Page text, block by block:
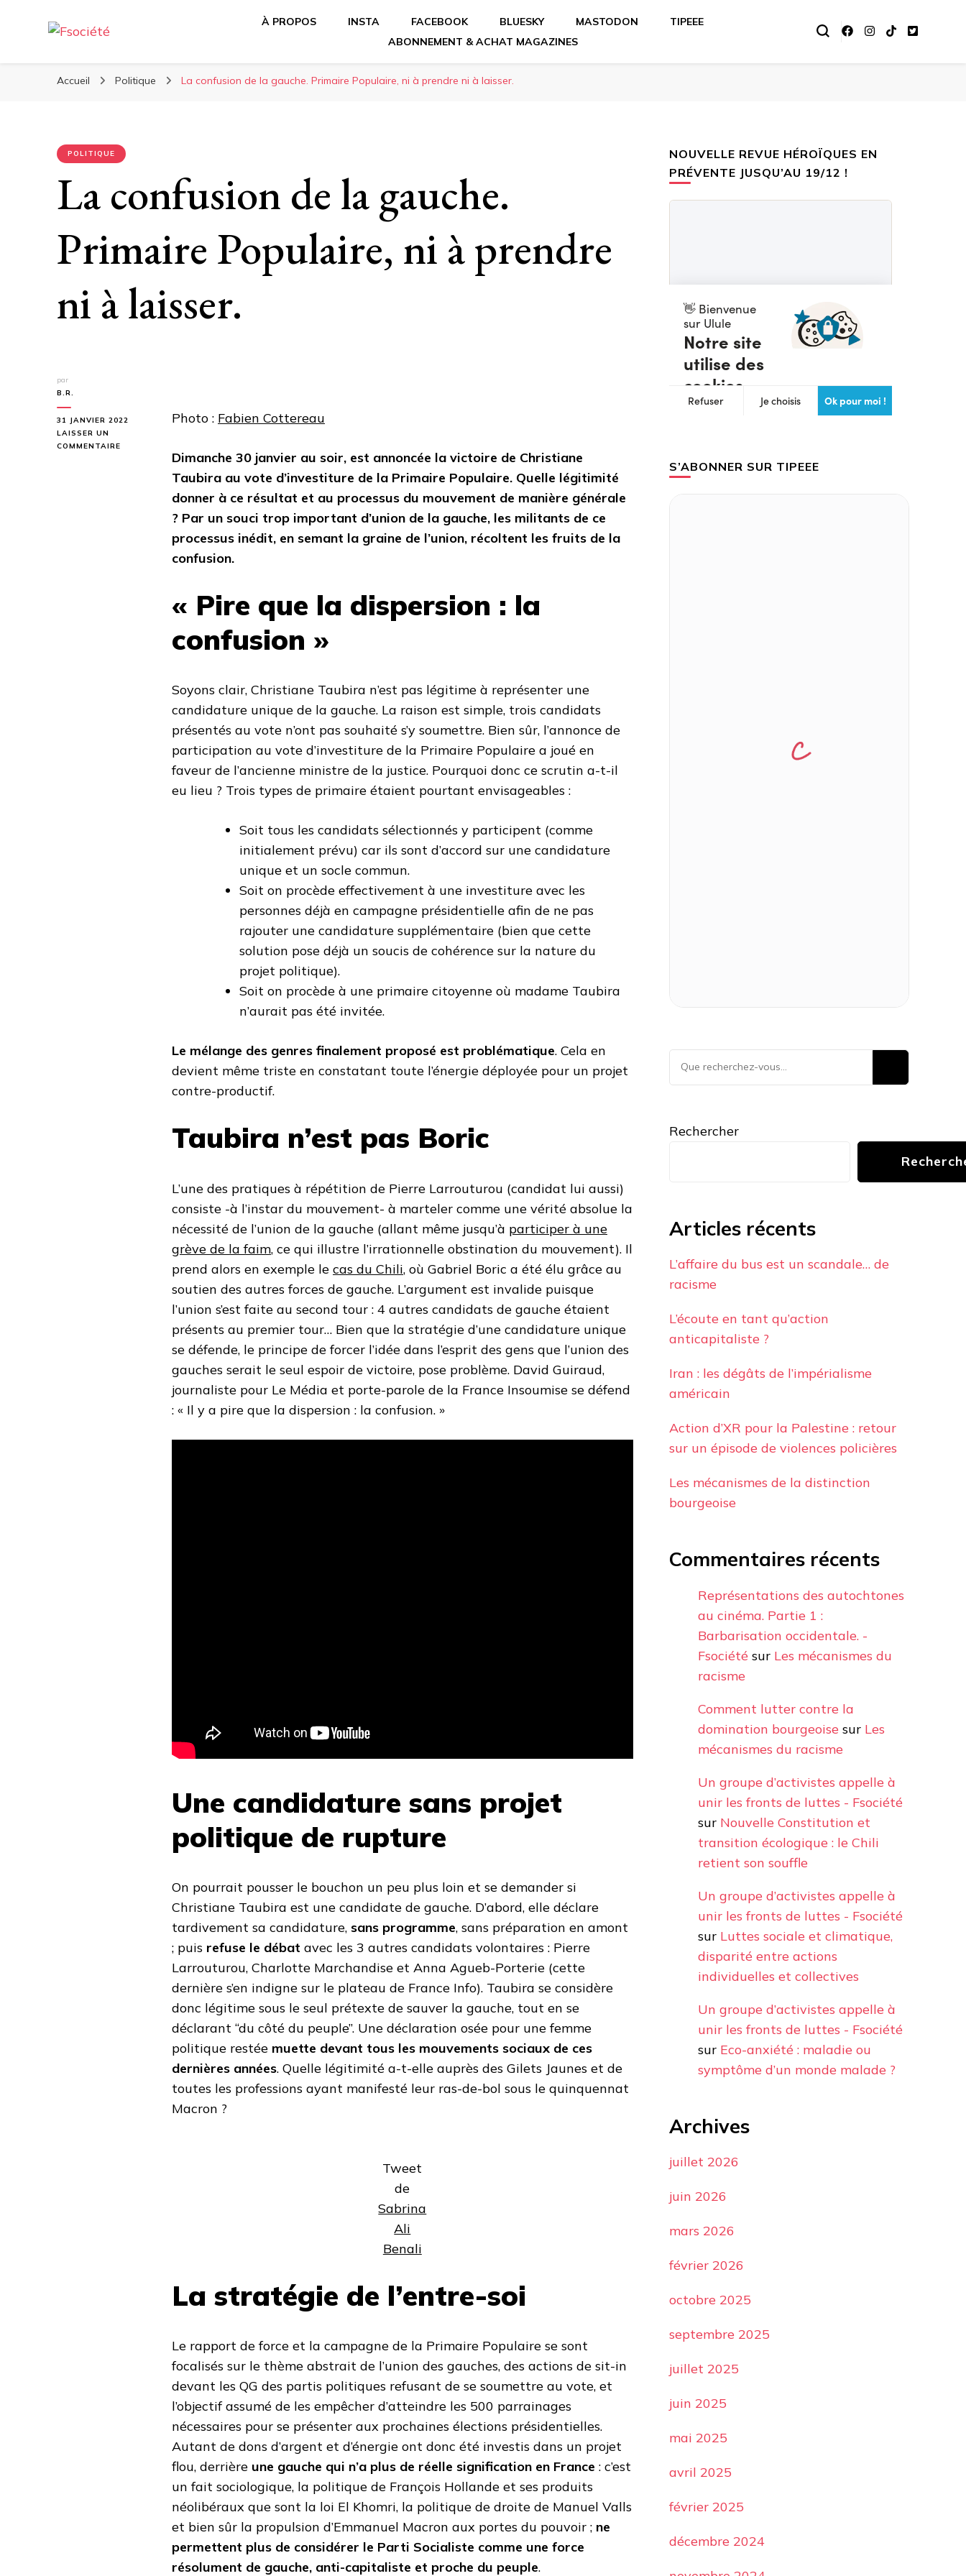
À PROPOS INSTA FACEBOOK BLUESKY MASTODON
TIPEEE
ABONNEMENT & ACHAT MAGAZINES
Accueil Politique La confusion de la gauche. Primaire Populaire, ni à prendre ni à laisser.
POLITIQUE
La confusion de la gauche.
Primaire Populaire, ni à prendre
ni à laisser.
par
B.R.
31 JANVIER 2022
LAISSER UN
COMMENTAIRE
Photo : Fabien Cottereau
Dimanche 30 janvier au soir, est annoncée la victoire de Christiane
Taubira au vote d’investiture de la Primaire Populaire. Quelle légitimité
donner à ce résultat et au processus du mouvement de manière générale
? Par un souci trop important d’union de la gauche, les militants de ce
processus inédit, en semant la graine de l’union, récoltent les fruits de la
confusion.
« Pire que la dispersion : la
confusion »
Soyons clair, Christiane Taubira n’est pas légitime à représenter une
candidature unique de la gauche. La raison est simple, trois candidats
présentés au vote n’ont pas souhaité s’y soumettre. Bien sûr, l’annonce de
participation au vote d’investiture de la Primaire Populaire a joué en
faveur de l’ancienne ministre de la justice. Pourquoi donc ce scrutin a-t-il
eu lieu ? Trois types de primaire étaient pourtant envisageables :
Soit tous les candidats sélectionnés y participent (comme
initialement prévu) car ils sont d’accord sur une candidature
unique et un socle commun.
Soit on procède effectivement à une investiture avec les
personnes déjà en campagne présidentielle afin de ne pas
rajouter une candidature supplémentaire (bien que cette
solution pose déjà un soucis de cohérence sur la nature du
projet politique).
Soit on procède à une primaire citoyenne où madame Taubira
n’aurait pas été invitée.
Le mélange des genres finalement proposé est problématique. Cela en
devient même triste en constatant toute l’énergie déployée pour un projet
contre-productif.
Taubira n’est pas Boric
L’une des pratiques à répétition de Pierre Larrouturou (candidat lui aussi)
consiste -à l’instar du mouvement- à marteler comme une vérité absolue la
nécessité de l’union de la gauche (allant même jusqu’à participer à une
grève de la faim, ce qui illustre l’irrationnelle obstination du mouvement). Il
prend alors en exemple le cas du Chili, où Gabriel Boric a été élu grâce au
soutien des autres forces de gauche. L’argument est invalide puisque
l’union s’est faite au second tour : 4 autres candidats de gauche étaient
présents au premier tour… Bien que la stratégie d’une candidature unique
se défende, le principe de forcer l’idée dans l’esprit des gens que l’union des
gauches serait le seul espoir de victoire, pose problème. David Guiraud,
journaliste pour Le Média et porte-parole de la France Insoumise se défend
: « Il y a pire que la dispersion : la confusion. »
Une candidature sans projet
politique de rupture
On pourrait pousser le bouchon un peu plus loin et se demander si
Christiane Taubira est une candidate de gauche. D’abord, elle déclare
tardivement sa candidature, sans programme, sans préparation en amont
; puis refuse le débat avec les 3 autres candidats volontaires : Pierre
Larrouturou, Charlotte Marchandise et Anna Agueb-Porterie (cette
dernière s’en indigne sur le plateau de France Info). Taubira se considère
donc légitime sous le seul prétexte de sauver la gauche, tout en se
déclarant “du côté du peuple”. Une déclaration osée pour une femme
politique restée muette devant tous les mouvements sociaux de ces
dernières années. Quelle légitimité a-t-elle auprès des Gilets Jaunes et de
toutes les professions ayant manifesté leur ras-de-bol sous le quinquennat
Macron ?
Tweet
de
Sabrina
Ali
Benali
La stratégie de l’entre-soi
Le rapport de force et la campagne de la Primaire Populaire se sont
focalisés sur le thème abstrait de l’union des gauches, des actions de sit-in
devant les QG des partis politiques refusant de se soumettre au vote, et
l’objectif assumé de les empêcher d’atteindre les 500 parrainages
nécessaires pour se présenter aux prochaines élections présidentielles.
Autant de dons d’argent et d’énergie ont donc été investis dans un projet
flou, derrière une gauche qui n’a plus de réelle signification en France : c’est
un fait sociologique, la politique de François Hollande et ses produits
néolibéraux que sont la loi El Khomri, la politique de droite de Manuel Valls
et bien sûr la propulsion d’Emmanuel Macron aux portes du pouvoir ; ne
permettent plus de considérer le Parti Socialiste comme une force
résolument de gauche, anti-capitaliste et proche du peuple.
NOUVELLE REVUE HÉROÏQUES EN
PRÉVENTE JUSQU’AU 19/12 !
S’ABONNER SUR TIPEEE
Vous
recherchiez
Rechercher
Articles récents
L’affaire du bus est un scandale… de
racisme
L’écoute en tant qu’action
anticapitaliste ?
Iran : les dégâts de l’impérialisme
américain
Action d’XR pour la Palestine : retour
sur un épisode de violences policières
Les mécanismes de la distinction
bourgeoise
Commentaires récents
Représentations des autochtones
au cinéma. Partie 1 :
Barbarisation occidentale. -
Fsociétésur Les mécanismes du
racisme
Comment lutter contre la
domination bourgeoisesur Les
mécanismes du racisme
Un groupe d’activistes appelle à
unir les fronts de luttes - Fsociété
sur Nouvelle Constitution et
transition écologique : le Chili
retient son souffle
Un groupe d’activistes appelle à
unir les fronts de luttes - Fsociété
sur Luttes sociale et climatique,
disparité entre actions
individuelles et collectives
Un groupe d’activistes appelle à
unir les fronts de luttes - Fsociété
sur Eco-anxiété : maladie ou
symptôme d’un monde malade ?
Archives
juillet 2026
juin 2026
mars 2026
février 2026
octobre 2025
septembre 2025
juillet 2025
juin 2025
mai 2025
avril 2025
février 2025
décembre 2024